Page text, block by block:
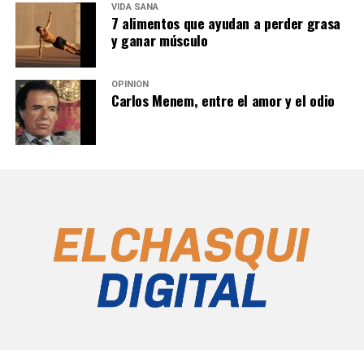
VIDA SANA
7 alimentos que ayudan a perder grasa
y ganar músculo
OPINIÓN
Carlos Menem, entre el amor y el odio